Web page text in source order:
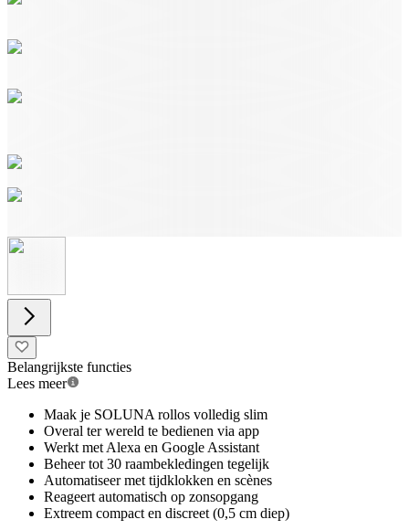
Belangrijkste functies
Lees meer
Maak je SOLUNA rollos volledig slim
Overal ter wereld te bedienen via app
Werkt met Alexa en Google Assistant
Beheer tot 30 raambekledingen tegelijk
Automatiseer met tijdklokken en scènes
Reageert automatisch op zonsopgang
Extreem compact en discreet (0,5 cm diep)